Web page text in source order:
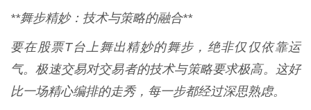
**舞步精妙：技术与策略的融合**
要在股票T台上舞出精妙的舞步，绝非仅仅依靠运
气。极速交易对交易者的技术与策略要求极高。这好
比一场精心编排的走秀，每一步都经过深思熟虑。